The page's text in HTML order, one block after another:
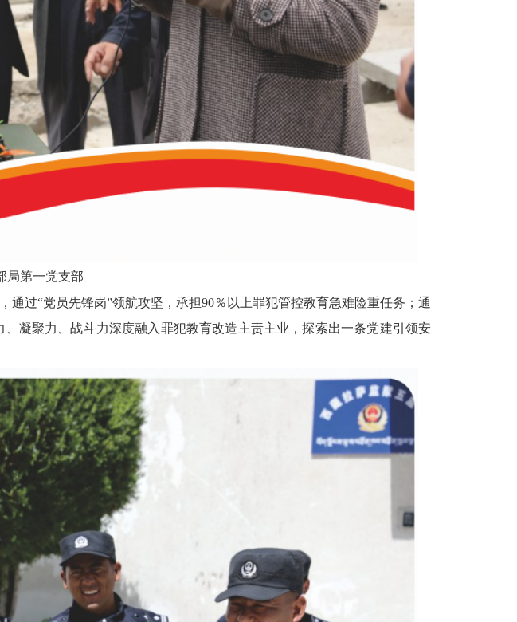
局第一党支部
通过“党员先锋岗”领航攻坚，承担90％ 以 上罪犯管控教育急难险重任务；通
、凝聚力、战斗力深度融入罪犯教育改造主责主业，探索出一条党建引领安